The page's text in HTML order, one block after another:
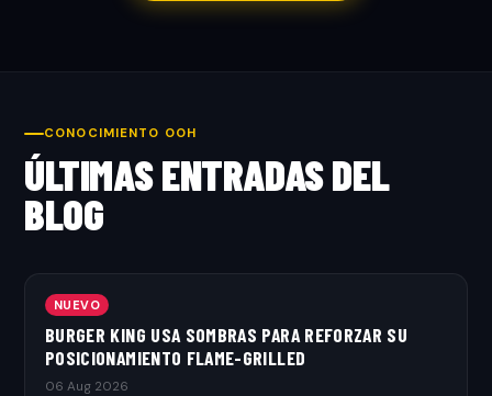
CONOCIMIENTO OOH
ÚLTIMAS ENTRADAS DEL
BLOG
NUEVO
BURGER KING USA SOMBRAS PARA REFORZAR SU
POSICIONAMIENTO FLAME-GRILLED
06 Aug 2026